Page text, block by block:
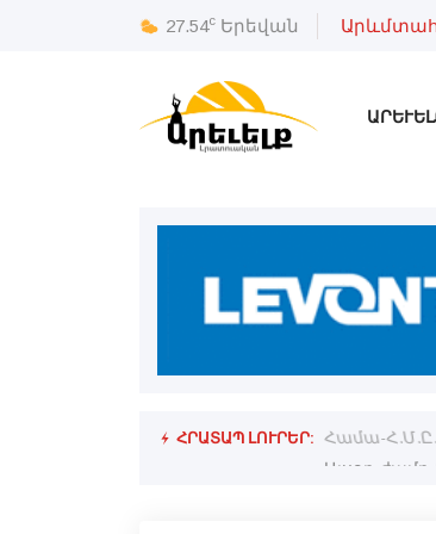
27.54c Երեվան
ՀՐԱՏԱՊ ԼՈՒՐԵՐ:
եւ պիտի շարժին դէպի Էջմիածին. Համա-